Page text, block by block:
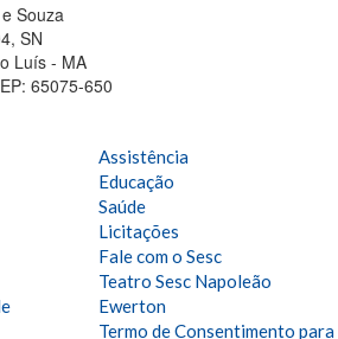
Souza
SN
Luís - MA
65075-650
Assistência
Educação
Saúde
Licitações
Fale com o Sesc
Teatro Sesc Napoleão
Ewerton
Termo de Consentimento para